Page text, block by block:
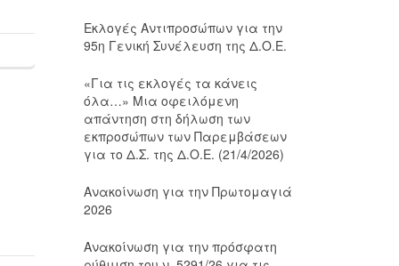
Εκλογές Αντιπροσώπων για την
95η Γενική Συνέλευση της Δ.Ο.Ε.
«Για τις εκλογές τα κάνεις
όλα…» Μια οφειλόμενη
απάντηση στη δήλωση των
εκπροσώπων των Παρεμβάσεων
για το Δ.Σ. της Δ.Ο.Ε. (21/4/2026)
Ανακοίνωση για την Πρωτομαγιά
2026
Ανακοίνωση για την πρόσφατη